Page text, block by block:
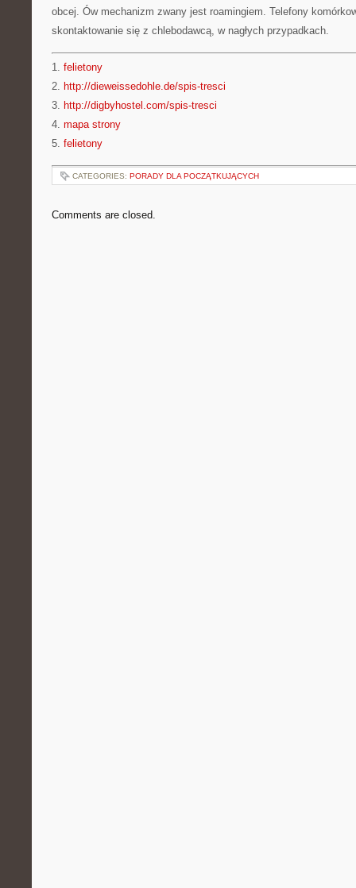
obcej. Ów mechanizm zwany jest roamingiem. Telefony
skontaktowanie się z chlebodawcą, w nagłych przypadkach.
1. felietony
2. http://dieweissedohle.de/spis-tresci
3. http://digbyhostel.com/spis-tresci
4. mapa strony
5. felietony
CATEGORIES: PORADY DLA POCZĄTKUJĄCYCH
Comments are closed.